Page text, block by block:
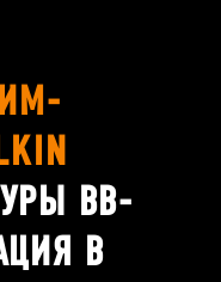
BB-
В